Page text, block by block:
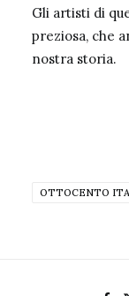
Gli artisti di
preziosa, che
nostra storia.
OTTOCENTO